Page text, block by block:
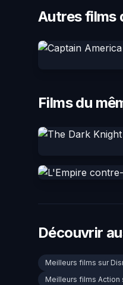
Autres films
Films du
Découvrir
Meilleurs films sur
Meilleurs films Action